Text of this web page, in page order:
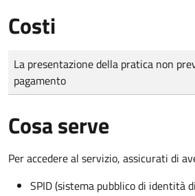
Costi
Tipo di pagamento
Importo
La presentazione della pratica non
pagamento
Cosa serve
Per accedere al servizio, assicurati di
SPID (sistema pubblico di identità